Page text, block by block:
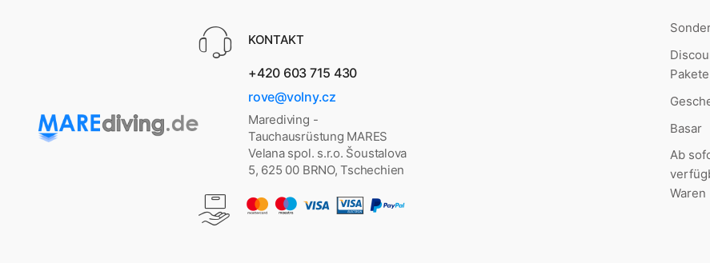
KONTAKT
+420 603 715 430
rove@volny.cz
Marediving -
Tauchausrüstung MARES
Velana spol. s.r.o. Šoustalova
5, 625 00 BRNO, Tschechien
Pakete
Basar
Ab
Waren